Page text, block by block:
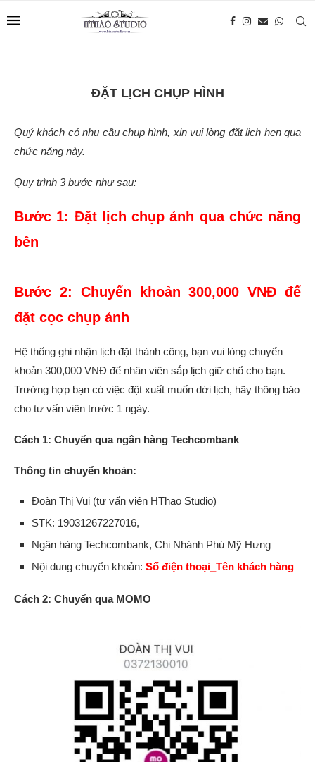
ĐẶT LỊCH CHỤP HÌNH
Quý khách có nhu cầu chụp hình, xin vui lòng đặt lịch hẹn qua
chức năng này.
Quy trình 3 bước như sau:
Bước 1: Đặt lịch chụp ảnh qua chức năng
bên
Bước 2: Chuyển khoản 300,000 VNĐ để
đặt cọc chụp ảnh
Hệ thống ghi nhận lịch đặt thành công, bạn vui lòng chuyển
khoản 300,000 VNĐ để nhân viên sắp lịch giữ chổ cho bạn.
Trường hợp bạn có việc đột xuất muốn dời lịch, hãy thông báo
cho tư vấn viên trước 1 ngày.
Cách 1: Chuyển qua ngân hàng Techcombank
Thông tin chuyển khoản:
Đoàn Thị Vui (tư vấn viên HThao Studio)
STK: 19031267227016,
Ngân hàng Techcombank, Chi Nhánh Phú Mỹ Hưng
Nội dung chuyển khoản: Số điện thoại_Tên khách hàng
Cách 2: Chuyển qua MOMO